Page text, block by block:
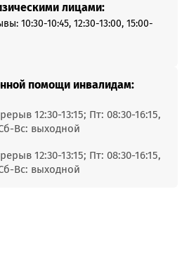
лицами:
10:30-10:45, 12:30-13:00, 15:00-
помощи инвалидам:
12:30-13:15; Пт: 08:30-16:15,
Вс: выходной
12:30-13:15; Пт: 08:30-16:15,
Вс: выходной